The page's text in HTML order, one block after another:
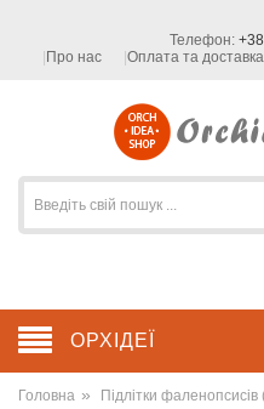
Телефон:
Про нас
Оплата та доставка
ОРХІДЕЇ
Головна » Підлітки фаленопсисів